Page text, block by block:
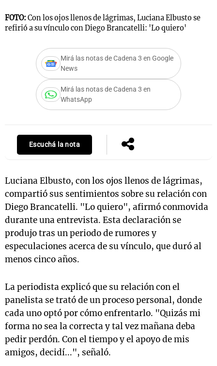
FOTO: Con los ojos llenos de lágrimas, Luciana Elbusto se
refirió a su vínculo con Diego Brancatelli: 'Lo quiero'
Mirá las notas de Cadena 3 en Google
News
Mirá las notas de Cadena 3 en
WhatsApp
Escuchá la nota
Luciana Elbusto, con los ojos llenos de lágrimas,
compartió sus sentimientos sobre su relación con
Diego Brancatelli. "Lo quiero", afirmó conmovida
durante una entrevista. Esta declaración se
produjo tras un periodo de rumores y
especulaciones acerca de su vínculo, que duró al
menos cinco años.
La periodista explicó que su relación con el
panelista se trató de un proceso personal, donde
cada uno optó por cómo enfrentarlo. "Quizás mi
forma no sea la correcta y tal vez mañana deba
pedir perdón. Con el tiempo y el apoyo de mis
amigos, decidí...", señaló.
Mundial 2026